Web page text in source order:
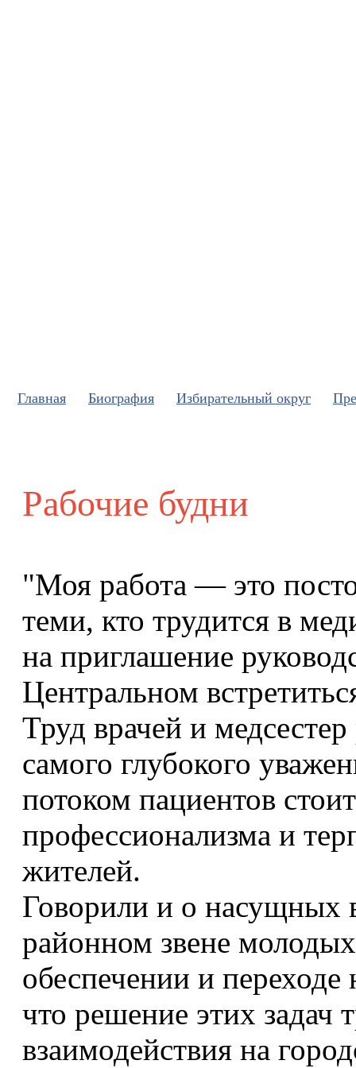
Главная Биография Избирательный округ
Рабочие будни
"Моя работа — это
теми, кто трудится в
на приглашение
Центральном
Труд врачей и
самого глубокого
потоком пациентов
профессионализма и
жителей.
Говорили и о насущных
районном звене
обеспечении и
что решение этих задач
взаимодействия на